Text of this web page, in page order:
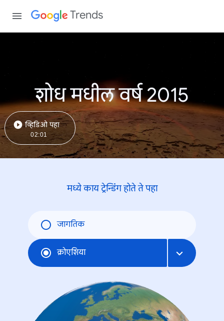
Trends
शोध मधील वर्ष 2015
व्हिडिओ पहा
02:01
मध्ये काय ट्रेन्डिंंग होते ते पहा
जागतिक
क्रोएशिया